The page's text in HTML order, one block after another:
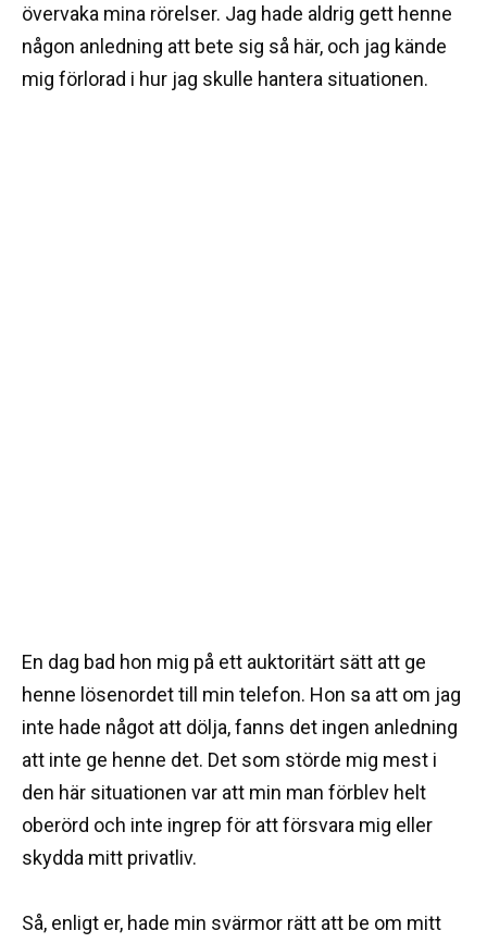
övervaka mina rörelser. Jag hade aldrig gett henne
någon anledning att bete sig så här, och jag kände
mig förlorad i hur jag skulle hantera situationen.
En dag bad hon mig på ett auktoritärt sätt att ge
henne lösenordet till min telefon. Hon sa att om jag
inte hade något att dölja, fanns det ingen anledning
att inte ge henne det. Det som störde mig mest i
den här situationen var att min man förblev helt
oberörd och inte ingrep för att försvara mig eller
skydda mitt privatliv.
Så, enligt er, hade min svärmor rätt att be om mitt